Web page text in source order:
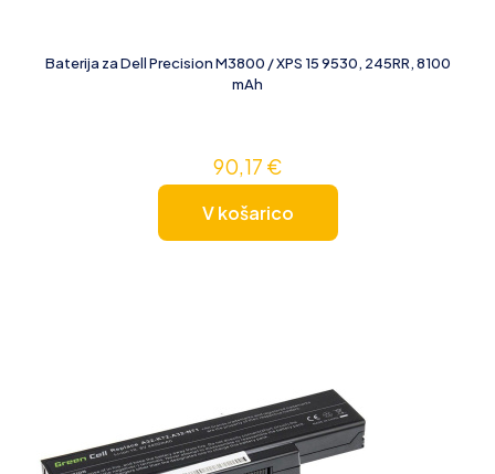
Baterija za Dell Precision M3800 / XPS 15 9530, 245RR, 8100
mAh
90,17 €
V košarico